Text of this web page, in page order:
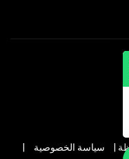
سياسة الخصوصية